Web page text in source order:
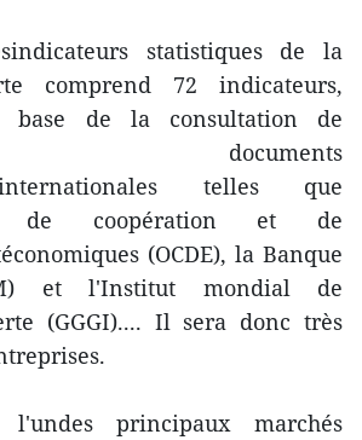
statistiques de la
comprend 72 indicateurs,
base de la consultation de
documents
telles que
de coopération et de
(OCDE), la Banque
et l'Institut mondial de
(GGGI).... Il sera donc très
principaux marchés